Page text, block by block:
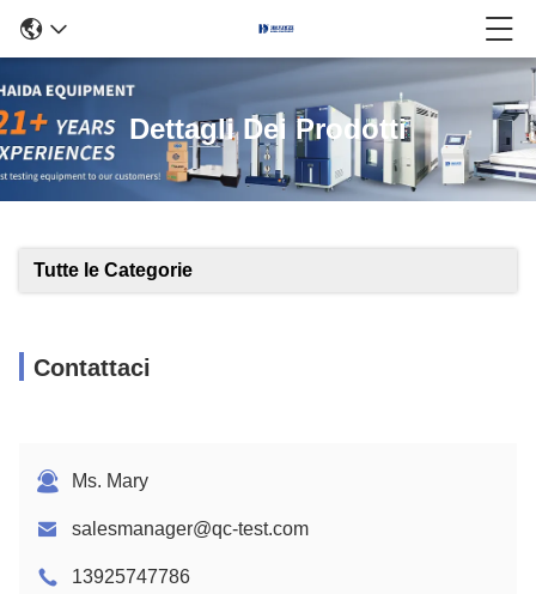
Dettagli Dei Prodotti
Tutte le Categorie
Contattaci
Ms. Mary
salesmanager@qc-test.com
13925747786